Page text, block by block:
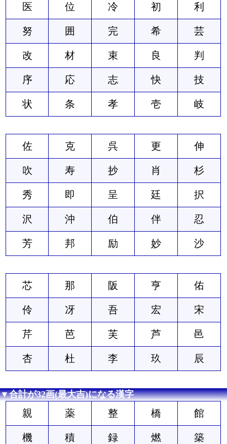
医 位 冷 初 利
努 囲 完 希 芸
改 材 束 良 判
序 応 志 快 技
状 条 孝 壱 岐
佐 克 呉 更 伸
吹 寿 抄 肖 杉
秀 即 呈 廷 択
沢 沖 伯 伴 忍
芳 邦 励 妙 沙
芯 那 阪 亨 佑
伶 冴 吾 宏 宋
芹 芭 芙 芦 邑
杏 杜 李 玖 辰
▼合計が32画(最大吉)になる漢字
親 薬 整 橋 館
機 積 録 燃 築